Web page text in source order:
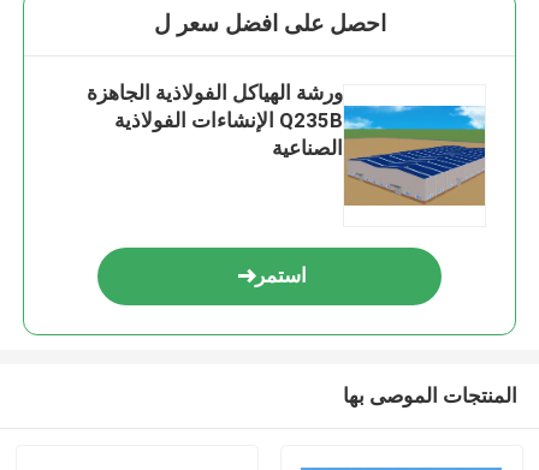
احصل على افضل سعر ل
ورشة الهياكل الفولاذية الجاهزة
Q235B الإنشاءات الفولاذية
الصناعية
استمر
المنتجات الموصى بها